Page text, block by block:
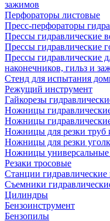
зажимов
Перфораторы листовые
Пресс-перфораторы
Прессы гидравлические
Прессы гидравлические
Прессы гидравлические
наконечников, гильз и
Стенд для испытания
Режущий инструмент
Гайкорезы
Ножницы
Ножницы
Ножницы для резки труб
Ножницы для резки
Ножницы универсальные
Резаки тросовые
Станции гидравлические
Съемники
Цилиндры
Бензоинструмент
Бензопилы